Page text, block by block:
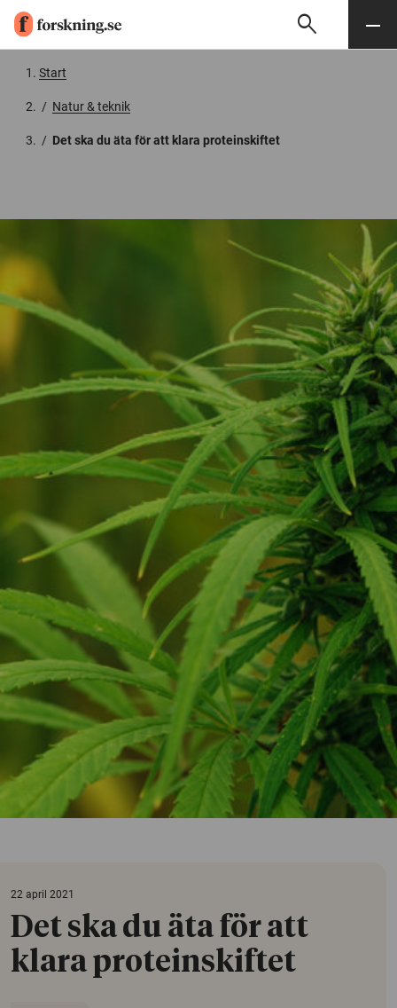
Söksearch Meny
Start
/ Natur & teknik
/ Det ska du äta för att klara proteinskiftet
22 april 2021
Det ska du äta för att
klara proteinskiftet